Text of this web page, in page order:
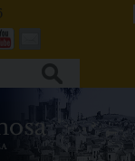
Youtube
Mail